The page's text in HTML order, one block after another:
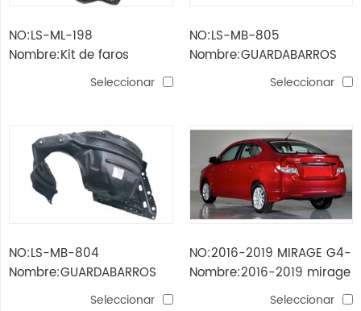
NO:LS-ML-198
Nombre:Kit de faros
antiniebla Mirage G4'14 /
Seleccionar
NO:LS-MB-805
Nombre:GUARDABARROS
INTERIOR MIRAGE 2016-
Seleccionar
NO:LS-MB-804
Nombre:GUARDABARROS
INTERIOR DELANTERO
Seleccionar
NO:2016-2019 MIRAGE G4-
Nombre:2016-2019 mirage
Seleccionar